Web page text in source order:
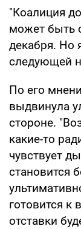
"Коалиция
может быть
декабря. Но
следующей
По его
выдвинула
стороне.
какие-то
чувствует
становится
готовится к
отставки